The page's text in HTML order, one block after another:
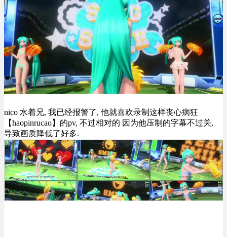
nico 水着兄, 我已经报警了, 他就喜欢录制这样丧心病狂
【haopinrucao】的pv, 不过相对的 因为他压制的字幕不过关,
导致画质降低了好多.